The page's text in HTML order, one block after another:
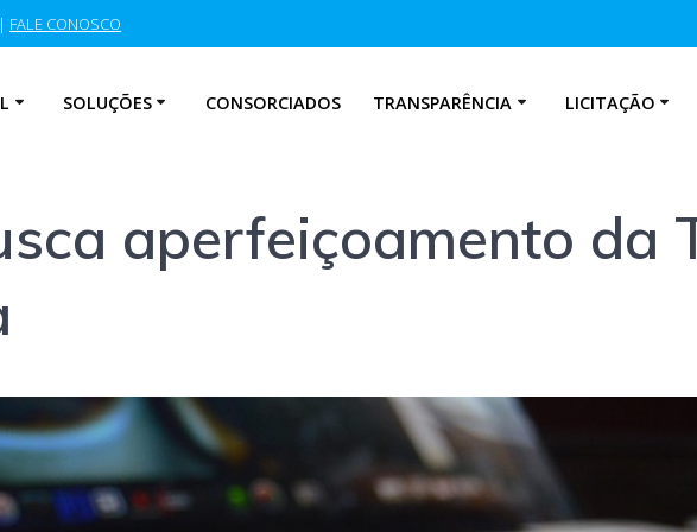
| FALE CONOSCO
SOLUÇÕES CONSORCIADOS TRANSPARÊNCIA LICITAÇÃO
aperfeiçoamento da